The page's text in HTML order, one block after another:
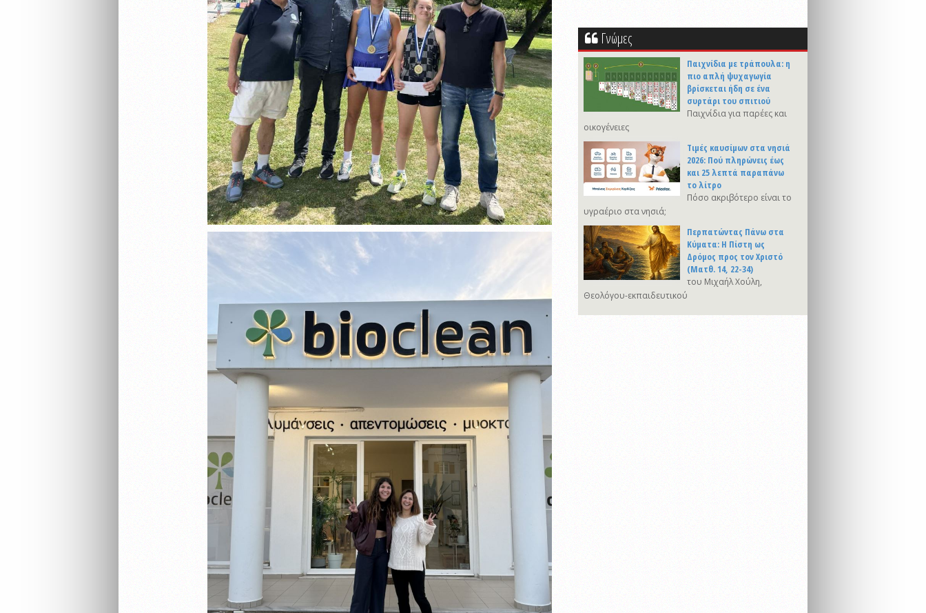
Γνώμες
Παιχνίδια με τράπουλα: η
πιο απλή ψυχαγωγία
βρίσκεται ήδη σε ένα
συρτάρι του σπιτιού
Παιχνίδια για παρέες και
οικογένειες
Τιμές καυσίμων στα νησιά
2026: Πού πληρώνεις έως
και 25 λεπτά παραπάνω
το λίτρο
Πόσο ακριβότερο είναι το
υγραέριο στα νησιά;
Περπατώντας Πάνω στα
Κύματα: Η Πίστη ως
Δρόμος προς τον Χριστό
(Ματθ. 14, 22-34)
του Μιχαήλ Χούλη,
Θεολόγου-εκπαιδευτικού